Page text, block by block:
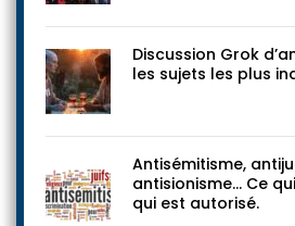
Discussion Grok
les sujets les plus
Antisémitisme,
antisionisme… Ce
qui est autorisé.